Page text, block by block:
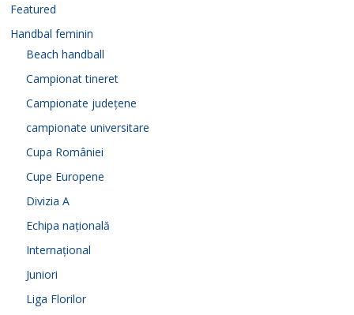
Featured
Handbal feminin
Beach handball
Campionat tineret
Campionate județene
campionate universitare
Cupa României
Cupe Europene
Divizia A
Echipa națională
Internațional
Juniori
Liga Florilor